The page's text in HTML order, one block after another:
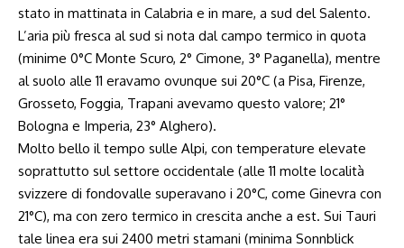
stato in mattinata in Calabria e in mare, a sud del Salento.
L’aria più fresca al sud si nota dal campo termico in quota
(minime 0°C Monte Scuro, 2° Cimone, 3° Paganella), mentre
al suolo alle 11 eravamo ovunque sui 20°C (a Pisa, Firenze,
Grosseto, Foggia, Trapani avevamo questo valore; 21°
Bologna e Imperia, 23° Alghero).
Molto bello il tempo sulle Alpi, con temperature elevate
soprattutto sul settore occidentale (alle 11 molte località
svizzere di fondovalle superavano i 20°C, come Ginevra con
21°C), ma con zero termico in crescita anche a est. Sui Tauri
tale linea era sui 2400 metri stamani (minima Sonnblick